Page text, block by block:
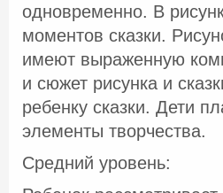
одновременно. В
моментов сказки.
имеют выраженную
и сюжет рисунка и
ребенку сказки. Дети
элементы творчества.
Средний уровень: